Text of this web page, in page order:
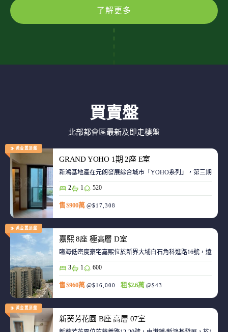
了解更多
買賣盤
北部都會區最新及即走樓盤
黃金置頂盤
GRAND YOHO 1期 2座 E室
2 1 520
售 $900萬 @$17,308
黃金置頂盤
嘉熙 8座 極高層 D室
臨海低密度豪宅嘉熙位於新界大埔白石角科進路16號，遠離
3 1 600
售 $960萬 @$16,000 租 $2.6萬 @$43
黃金置頂盤
新葵芳花園 B座 高層 07室